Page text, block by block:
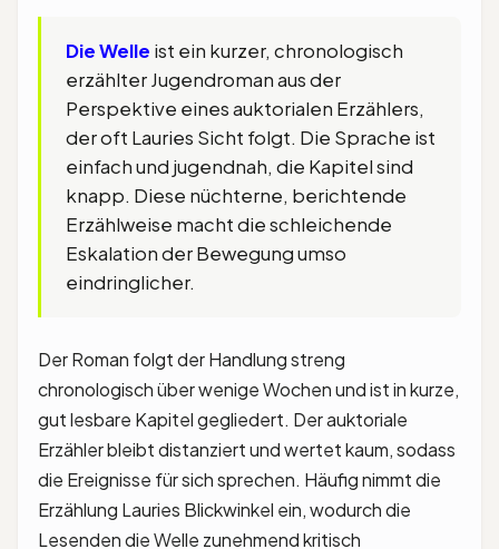
Die Welle ist ein kurzer, chronologisch
erzählter Jugendroman aus der
Perspektive eines auktorialen Erzählers,
der oft Lauries Sicht folgt. Die Sprache ist
einfach und jugendnah, die Kapitel sind
knapp. Diese nüchterne, berichtende
Erzählweise macht die schleichende
Eskalation der Bewegung umso
eindringlicher.
Der Roman folgt der Handlung streng
chronologisch über wenige Wochen und ist in kurze,
gut lesbare Kapitel gegliedert. Der auktoriale
Erzähler bleibt distanziert und wertet kaum, sodass
die Ereignisse für sich sprechen. Häufig nimmt die
Erzählung Lauries Blickwinkel ein, wodurch die
Lesenden die Welle zunehmend kritisch